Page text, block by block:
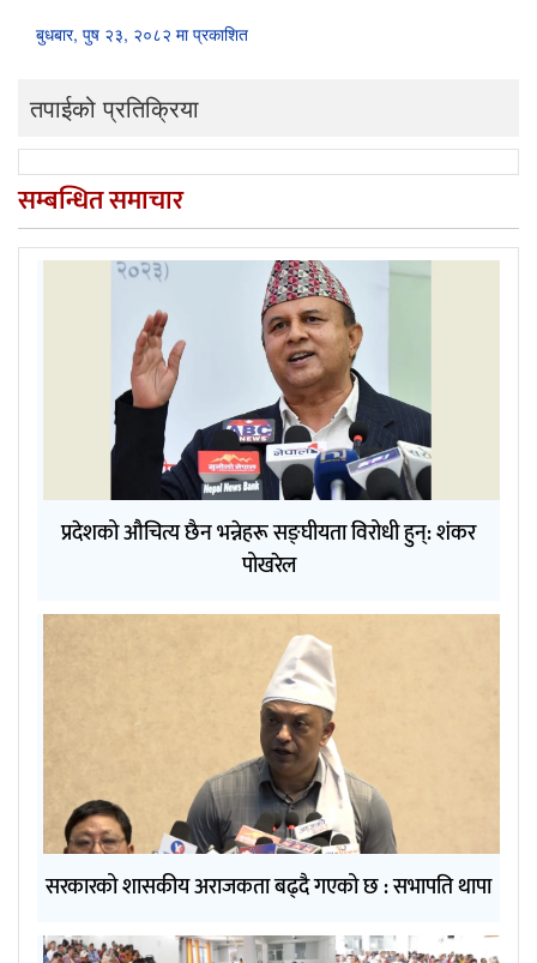
बुधबार, पुष २३, २०८२ मा प्रकाशित
तपाईको प्रतिक्रिया
सम्बन्धित समाचार
प्रदेशको औचित्य छैन भन्नेहरू सङ्घीयता विरोधी हुन्: शंकर
पोखरेल
सरकारको शासकीय अराजकता बढ्दै गएको छ : सभापति थापा